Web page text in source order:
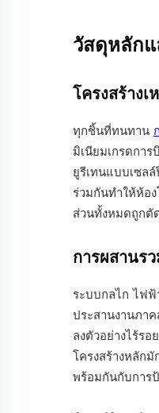
วัสดุหลักแ
โครงสร้าง
ทุกชิ้นที่ทนทาน
มิเนียมเกรดกา
ยูรีเทนแบบเซล
ร่วมกันทำให้ห้อ
ส่วนทั้งหมดถูกตั
การผสานร
ระบบกลไก ไฟ
ประสานงานภา
ลงตัวอย่างไร้ร
โครงสร้างหลัก
พร้อมกันกับการ